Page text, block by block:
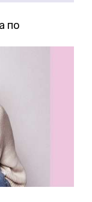
по